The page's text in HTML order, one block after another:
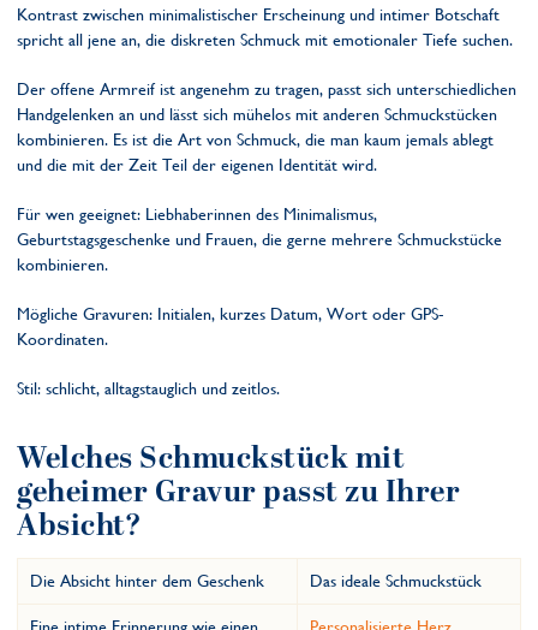
Kontrast zwischen minimalistischer Erscheinung und intimer Botschaft
spricht all jene an, die diskreten Schmuck mit emotionaler Tiefe suchen.
Der offene Armreif ist angenehm zu tragen, passt sich unterschiedlichen
Handgelenken an und lässt sich mühelos mit anderen Schmuckstücken
kombinieren. Es ist die Art von Schmuck, die man kaum jemals ablegt
und die mit der Zeit Teil der eigenen Identität wird.
Für wen geeignet: Liebhaberinnen des Minimalismus,
Geburtstagsgeschenke und Frauen, die gerne mehrere Schmuckstücke
kombinieren.
Mögliche Gravuren: Initialen, kurzes Datum, Wort oder GPS-
Koordinaten.
Stil: schlicht, alltagstauglich und zeitlos.
Welches Schmuckstück mit
geheimer Gravur passt zu Ihrer
Absicht?
Die Absicht hinter dem Geschenk Das ideale Schmuckstück